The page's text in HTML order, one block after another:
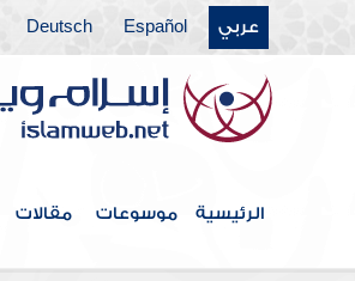
عربي Español
Deutsch
الرئيسية موسوعات مقالات